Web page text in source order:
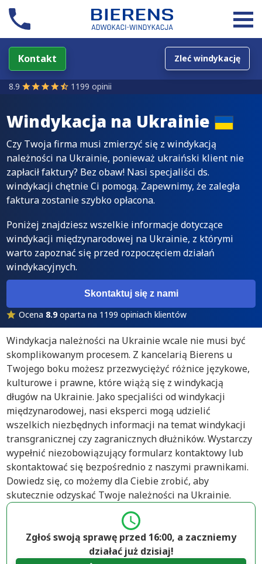
Kontakt Zleć windykację
8.9 1199 opinii
Windykacja na Ukrainie
Czy Twoja firma musi zmierzyć się z windykacją
należności na Ukrainie, ponieważ ukraiński klient nie
zapłacił faktury? Bez obaw! Nasi specjaliści ds.
windykacji chętnie Ci pomogą. Zapewnimy, że zaległa
faktura zostanie szybko opłacona.
Poniżej znajdziesz wszelkie informacje dotyczące
windykacji międzynarodowej na Ukrainie, z którymi
warto zapoznać się przed rozpoczęciem działań
windykacyjnych.
Skontaktuj się z nami
Ocena 8.9oparta na 1199 opiniach klientów
Windykacja należności na Ukrainie wcale nie musi być
skomplikowanym procesem. Z kancelarią Bierens u
Twojego boku możesz przezwyciężyć różnice językowe,
kulturowe i prawne, które wiążą się z windykacją
długów na Ukrainie. Jako specjaliści od windykacji
międzynarodowej, nasi eksperci mogą udzielić
wszelkich niezbędnych informacji na temat windykacji
transgranicznej czy zagranicznych dłużników. Wystarczy
wypełnić niezobowiązujący formularz kontaktowy lub
skontaktować się bezpośrednio z naszymi prawnikami.
Dowiedz się, co możemy dla Ciebie zrobić, aby
skutecznie odzyskać Twoje należności na Ukrainie.
Zgłoś swoją sprawę przed 16:00, a zaczniemy
działać już dzisiaj!